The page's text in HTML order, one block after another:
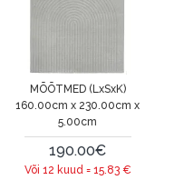
MÕÕTMED (LxSxK)
160.00cm x 230.00cm x
5.00cm
190.00€
Või 12 kuud = 15.83€